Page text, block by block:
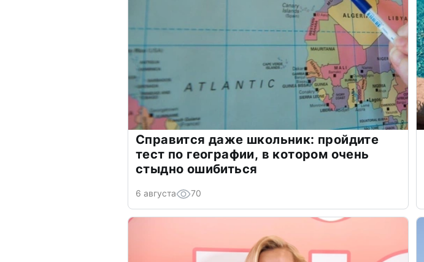
Справится даже школьник: пройдите
тест по географии, в котором очень
стыдно ошибиться
6 августа 70